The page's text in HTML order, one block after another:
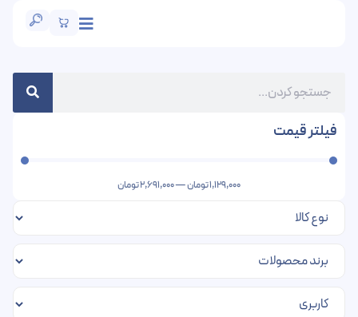
فیلتر قیمت
1,129,000تومان—
2,691,000تومان